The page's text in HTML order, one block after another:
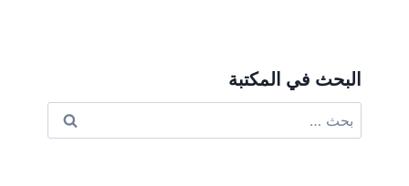
البحث في المكتبة
عن: